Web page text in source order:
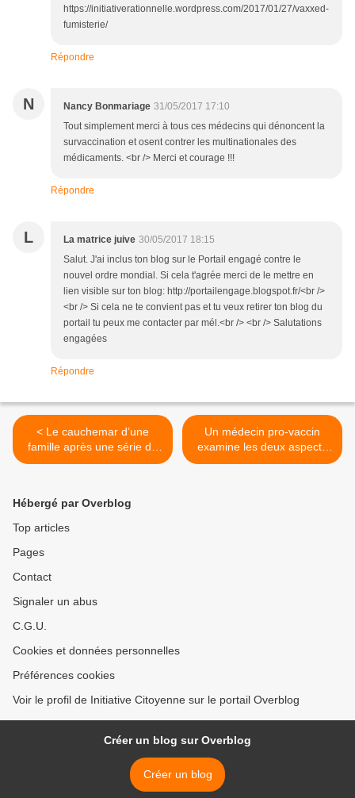
https://initiativerationnelle.wordpress.com/2017/01/27/vaxxed-
fumisterie/
Répondre
N Nancy Bonmariage 31/05/2017 17:10
Tout simplement merci à tous ces médecins qui dénoncent la
survaccination et osent contrer les multinationales des
médicaments. <br /> Merci et courage !!!
Répondre
L La matrice juive 30/05/2017 18:15
Salut. J'ai inclus ton blog sur le Portail engagé contre le
nouvel ordre mondial. Si cela t'agrée merci de le mettre en
lien visible sur ton blog: http://portailengage.blogspot.fr/<br />
<br /> Si cela ne te convient pas et tu veux retirer ton blog du
portail tu peux me contacter par mél.<br /> <br /> Salutations
engagées
Répondre
< Le cauchemar d’une
famille après une série de
vaccinations
Un médecin pro-vaccin
examine les deux aspects
du débat et finit par
Hébergé par Overblog
Top articles
Pages
Contact
Signaler un abus
C.G.U.
Cookies et données personnelles
Préférences cookies
Voir le profil de Initiative Citoyenne sur le portail Overblog
Créer un blog sur Overblog
Créer un blog